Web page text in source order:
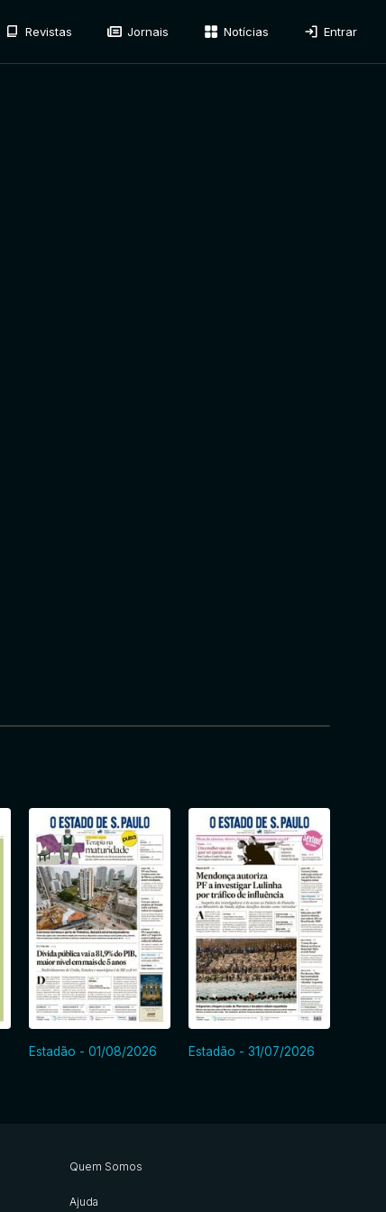
Revistas Jornais Notícias Entrar
Estadão - 01/08/2026 Estadão - 31/07/2026
Quem Somos
Ajuda